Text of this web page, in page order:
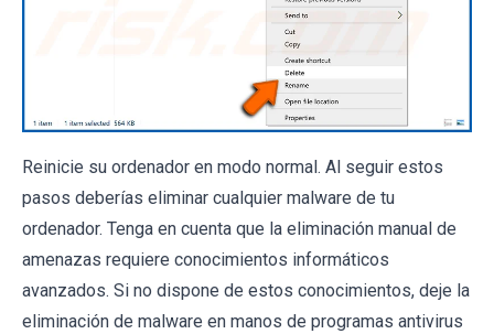
Reinicie su ordenador en modo normal. Al seguir estos
pasos deberías eliminar cualquier malware de tu
ordenador. Tenga en cuenta que la eliminación manual de
amenazas requiere conocimientos informáticos
avanzados. Si no dispone de estos conocimientos, deje la
eliminación de malware en manos de programas antivirus